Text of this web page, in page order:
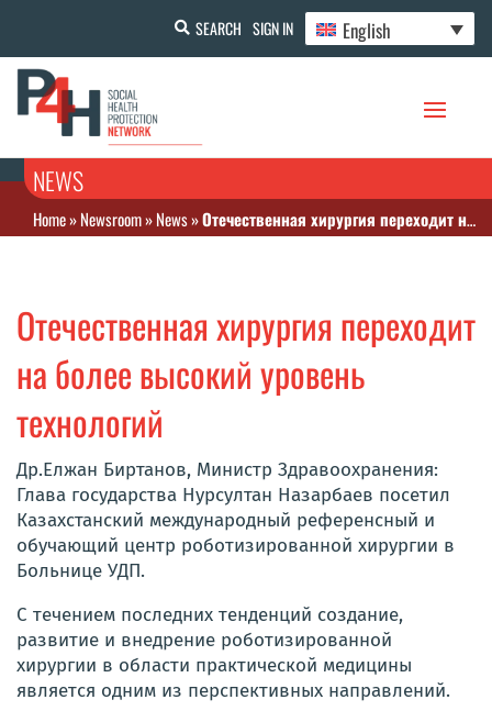
SEARCH SIGN IN English
NEWS
Home»Newsroom»News»Отечественная хирургия переходит на более высокий уровень технологий
Отечественная хирургия переходит
на более высокий уровень
технологий
Др.Елжан Биртанов, Министр Здравоохранения:
Глава государства Нурсултан Назарбаев посетил
Казахстанский международный референсный и
обучающий центр роботизированной хирургии в
Больнице УДП.
С течением последних тенденций создание,
развитие и внедрение роботизированной
хирургии в области практической медицины
является одним из перспективных направлений.